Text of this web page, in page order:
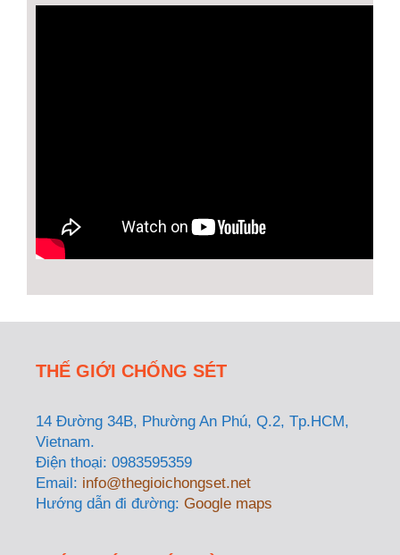
THẾ GIỚI CHỐNG SÉT
14 Đường 34B, Phường An Phú, Q.2, Tp.HCM,
Vietnam.
Điện thoại: 0983595359
Email: info@thegioichongset.net
Hướng dẫn đi đường: Google maps